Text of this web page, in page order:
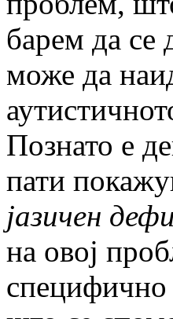
барем да се
може да
Познато е
пати
јазичен
на овој
специфично